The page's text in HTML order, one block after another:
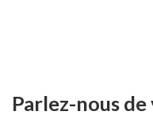
Parlez-nous